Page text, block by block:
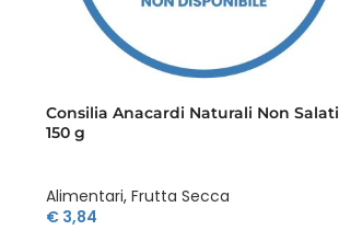
Consilia Anacardi Naturali Non Salati
150 g
Alimentari, Frutta Secca
€3,84